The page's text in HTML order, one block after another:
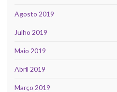
Agosto 2019
Julho 2019
Maio 2019
Abril 2019
Março 2019